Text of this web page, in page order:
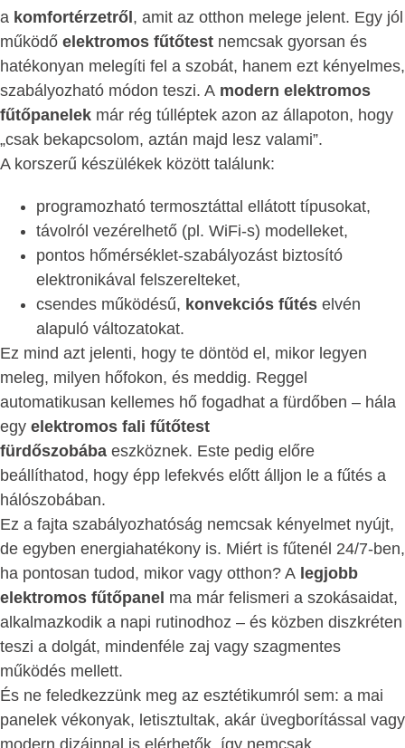
a komfortérzetről , amit az otthon melege jelent. Egy jól
működő elektromos fűtőtest nemcsak gyorsan és
hatékonyan melegíti fel a szobát, hanem ezt kényelmes,
szabályozható módon teszi. A modern elektromos
fűtőpanelek már rég túlléptek azon az állapoton, hogy
„csak bekapcsolom, aztán majd lesz valami”.
A korszerű készülékek között találunk:
programozható termosztáttal ellátott típusokat,
távolról vezérelhető (pl. WiFi-s) modelleket,
pontos hőmérséklet-szabályozást biztosító
elektronikával felszerelteket,
csendes működésű, konvekciós fűtés elvén
alapuló változatokat.
Ez mind azt jelenti, hogy te döntöd el, mikor legyen
meleg, milyen hőfokon, és meddig. Reggel
automatikusan kellemes hő fogadhat a fürdőben – hála
egy elektromos fali fűtőtest
fürdőszobába eszköznek. Este pedig előre
beállíthatod, hogy épp lefekvés előtt álljon le a fűtés a
hálószobában.
Ez a fajta szabályozhatóság nemcsak kényelmet nyújt,
de egyben energiahatékony is. Miért is fűtenél 24/7-ben,
ha pontosan tudod, mikor vagy otthon? A legjobb
elektromos fűtőpanel ma már felismeri a szokásaidat,
alkalmazkodik a napi rutinodhoz – és közben diszkréten
teszi a dolgát, mindenféle zaj vagy szagmentes
működés mellett.
És ne feledkezzünk meg az esztétikumról sem: a mai
panelek vékonyak, letisztultak, akár üvegborítással vagy
modern dizájnnal is elérhetők, így nemcsak